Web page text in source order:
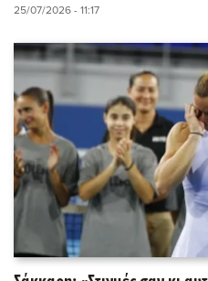
25/07/2026 - 11:17